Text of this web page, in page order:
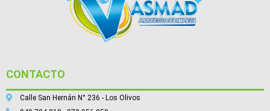
CONTACTO
Calle San Hernán N° 236 - Los Olivos